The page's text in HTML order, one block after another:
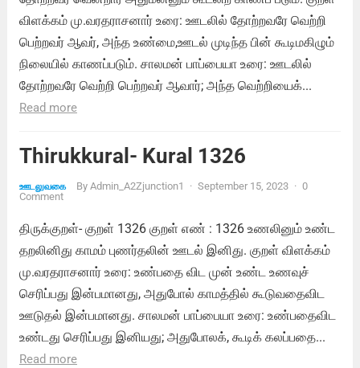
விளக்கம் மு.வரதராசனார் உரை: ஊடலில் தோற்றவரே வெற்றி
பெற்றவர் ஆவர், அந்த உண்மை,ஊடல் முடிந்த பின் கூடிமகிழும்
நிலையில் காணப்படும். சாலமன் பாப்பையா உரை: ஊடலில்
தோற்றவரே வெற்றி பெற்றவர் ஆவார்; அந்த வெற்றியைக்...
Read more
Thirukkural- Kural 1326
ஊடலுவகை By Admin_A2Zjunction1 · September 15, 2023 · 0
Comment
திருக்குறள்- குறள் 1326 குறள் எண் : 1326 உணலினும் உண்ட
தறலினிது காமம் புணர்தலின் ஊடல் இனிது. குறள் விளக்கம்
மு.வரதராசனார் உரை: உண்பதை விட முன் உண்ட உணவுச்
செரிப்பது இன்பமானது, அதுபோல் காமத்தில் கூடுவதைவிட
ஊடுதல் இன்பமானது. சாலமன் பாப்பையா உரை: உண்பதைவிட
உண்டது செரிப்பது இனியது; அதுபோலக், கூடிக் கலப்பதை...
Read more